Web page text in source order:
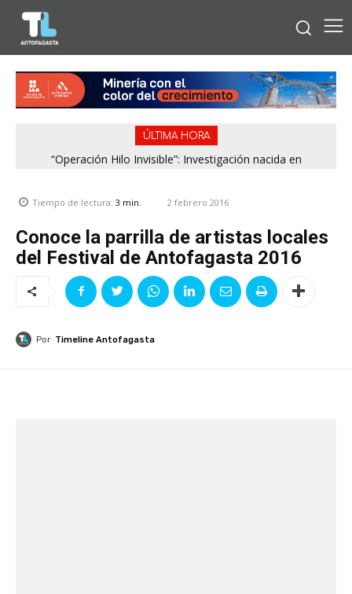
ÚLTIMA HORA
“Operación Hilo Invisible”: Investigación nacida en
Tiempo de lectura: 3 min. 2 febrero 2016
Conoce la parrilla de artistas locales
del Festival de Antofagasta 2016
Por Timeline Antofagasta